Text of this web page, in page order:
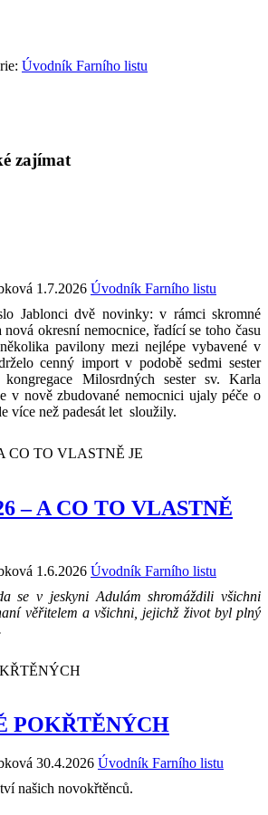
Úvodník Farního listu
zajímat
1.7.2026 Úvodník Farního listu
Jablonci dvě novinky: v rámci skromné
okresní nemocnice, řadící se toho času
pavilony mezi nejlépe vybavené v
cenný import v podobě sedmi sester
kongregace Milosrdných sester sv. Karla
v nově zbudované nemocnici ujaly péče o
více než padesát let sloužily.
– A CO TO VLASTNĚ
1.6.2026 Úvodník Farního listu
se v jeskyni Adulám shromáždili všichni
věřitelem a všichni, jejichž život byl plný
POKŘTĚNÝCH
30.4.2026 Úvodník Farního listu
našich novokřtěnců.